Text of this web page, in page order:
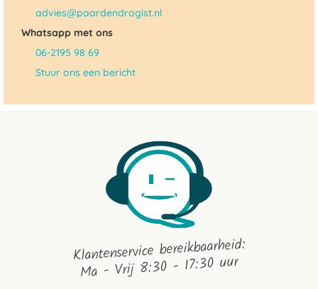
advies@paardendrogist.nl
Whatsapp met ons
06-2195 98 69
Stuur ons een bericht
Klantenservice bereikbaarheid:
Ma - Vrij 8:30 - 17:30 uur